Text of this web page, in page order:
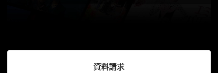
資料請求